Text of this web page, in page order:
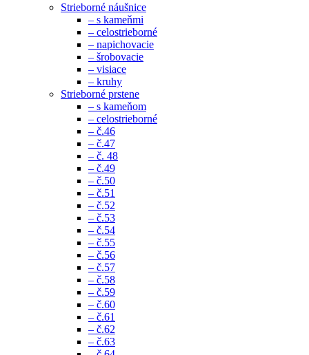
Strieborné náušnice
– s kameňmi
– celostrieborné
– napichovacie
– šrobovacie
– visiace
– kruhy
Strieborné prstene
– s kameňom
– celostrieborné
– č.46
– č.47
– č. 48
– č.49
– č.50
– č.51
– č.52
– č.53
– č.54
– č.55
– č.56
– č.57
– č.58
– č.59
– č.60
– č.61
– č.62
– č.63